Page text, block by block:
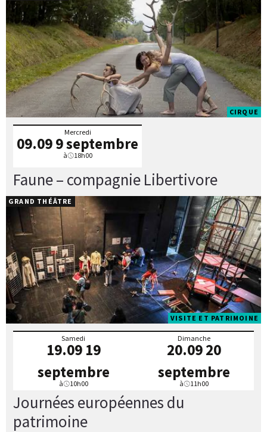
Faune – compagnie Libertivore
Mercredi
09.099 septembre
à 18h00
CIRQUE
Journées européennes du
patrimoine
Samedi
19.09 19
septembre
à 10h00
Dimanche
20.09 20
septembre
à 11h00
GRAND THÉÂTRE
VISITE ET PATRIMOINE